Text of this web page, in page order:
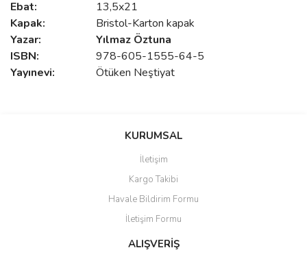
Ebat:
13,5x21
Kapak:
Bristol-Karton kapak
Yazar:
Yılmaz Öztuna
ISBN:
978-605-1555-64-5
Yayınevi:
Ötüken Neştiyat
Bu ürüne ilk yorumu siz yapın!
Ürün resmi kalitesiz, bozuk veya görüntülenemiyor.
Ürün açıklamasında eksik bilgiler bulunuyor.
Ürün bilgilerinde hatalar bulunuyor.
Ürün fiyatı diğer sitelerden daha pahalı.
KURUMSAL
İletişim
Kargo Takibi
Havale Bildirim Formu
İletişim Formu
ALIŞVERİŞ